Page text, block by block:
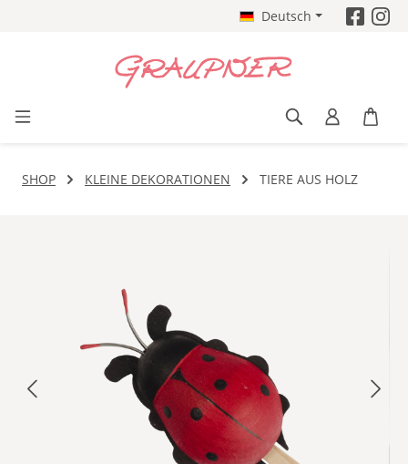
Deutsch
SHOP KLEINE DEKORATIONEN TIERE AUS HOLZ